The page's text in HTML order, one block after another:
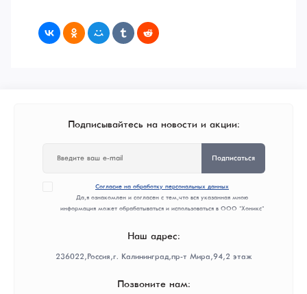
Подписывайтесь на новости и акции:
Подписаться
Согласие на обработку персональных данных
Да, я ознакомлен и согласен с тем, что вся указанная мною
информация может обрабатываться и использоваться в ООО "Хоникс"
Наш адрес:
236022, Россия, г. Калининград, пр-т Мира, 94, 2 этаж
Позвоните нам: